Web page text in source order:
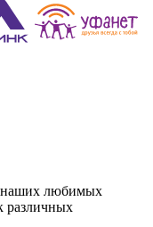
наших любимых
различных